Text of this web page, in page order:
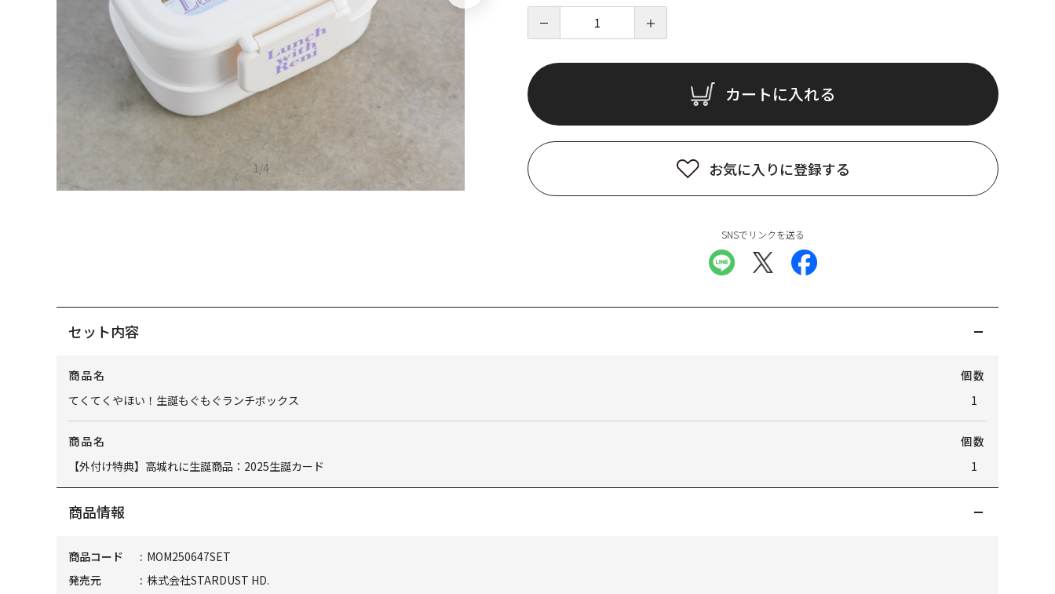
1/4
－ ＋
カートに入れる
お気に入りに登録する
SNSでリンクを送る
セット内容
商品名
個数
てくてくやほい！生誕もぐもぐランチボックス
1
商品名
個数
【外付け特典】高城れに生誕商品：2025生誕カード
1
商品情報
商品コード
MOM250647SET
発売元
株式会社STARDUST HD.